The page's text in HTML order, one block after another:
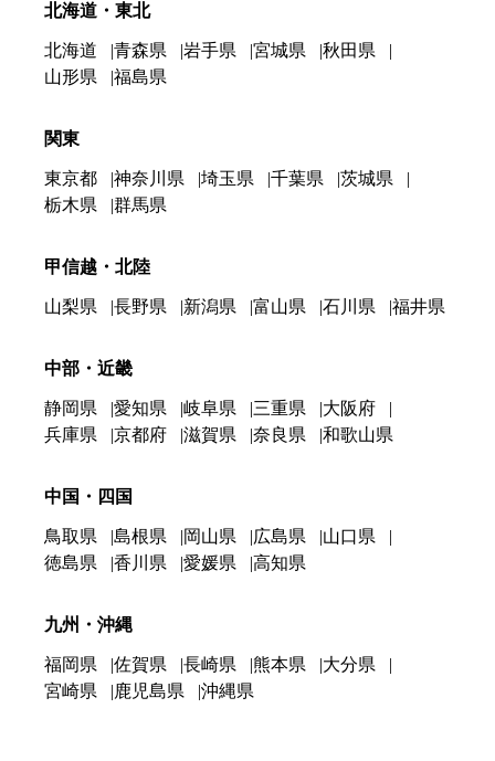
北海道・東北
北海道 青森県 岩手県 宮城県
秋田県
山形県
福島県
関東
東京都 神奈川県 埼玉県 千葉県
茨城県
栃木県
群馬県
甲信越・北陸
山梨県 長野県 新潟県 富山県 石川県 福井県
中部・近畿
静岡県 愛知県 岐阜県 三重県
大阪府
兵庫県
京都府 滋賀県 奈良県 和歌山県
中国・四国
鳥取県 島根県 岡山県 広島県
山口県
徳島県
香川県 愛媛県 高知県
九州・沖縄
福岡県 佐賀県 長崎県 熊本県
大分県
宮崎県
鹿児島県 沖縄県